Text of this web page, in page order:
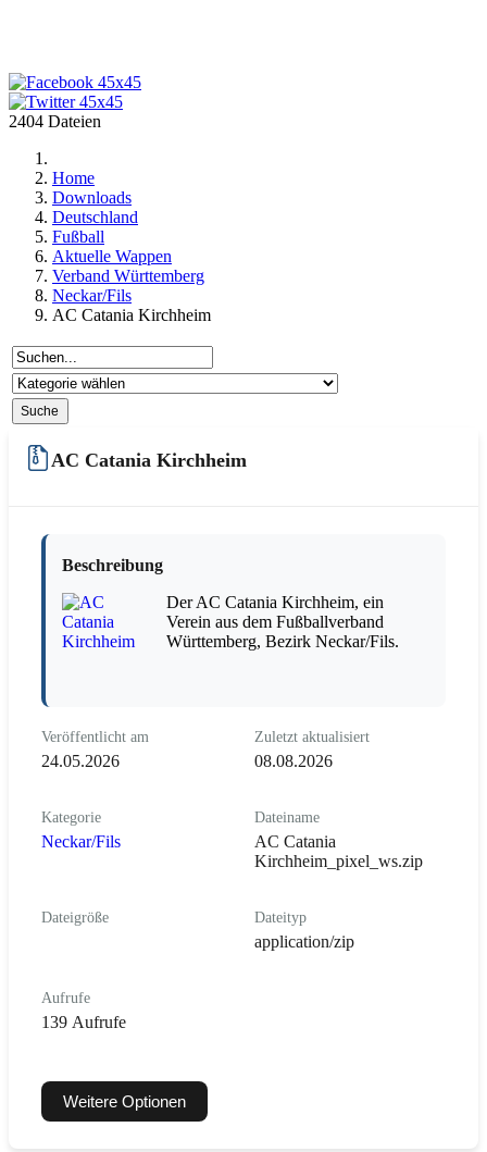
2404 Dateien
Home
Downloads
Deutschland
Fußball
Aktuelle Wappen
Verband Württemberg
Neckar/Fils
AC Catania Kirchheim
AC Catania Kirchheim
Beschreibung
Der AC Catania Kirchheim, ein
Verein aus dem Fußballverband
Württemberg, Bezirk Neckar/Fils.
Veröffentlicht am
24.05.2026
Zuletzt aktualisiert
08.08.2026
Kategorie
Neckar/Fils
Dateiname
AC Catania
Kirchheim_pixel_ws.zip
Dateigröße Dateityp
application/zip
Aufrufe
139 Aufrufe
Weitere Optionen